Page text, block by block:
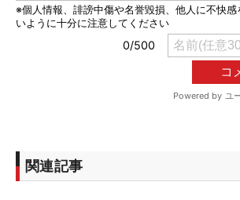
関連記事